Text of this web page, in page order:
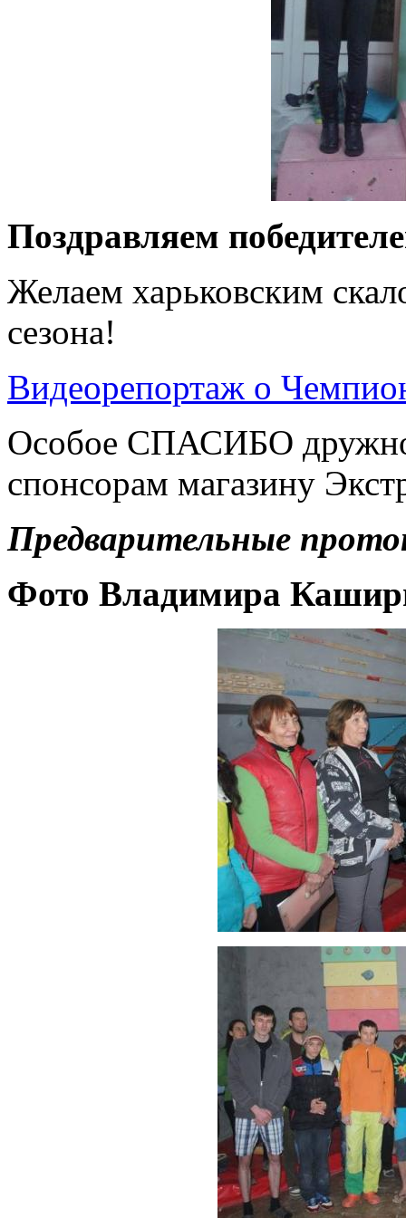
Поздравляем
Желаем харьковским
сезона!
Видеорепортаж о
Особое СПАСИБО
спонсорам магазину
Предварительные
Фото Владимира